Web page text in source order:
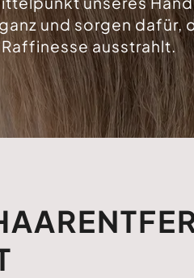
und sorgen dafür,
ausstrahlt.